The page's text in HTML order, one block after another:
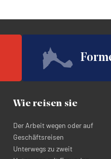
Wie reisen sie
Der Arbeit wegen oder auf
Geschäftsreisen
Unterwegs zu zweit